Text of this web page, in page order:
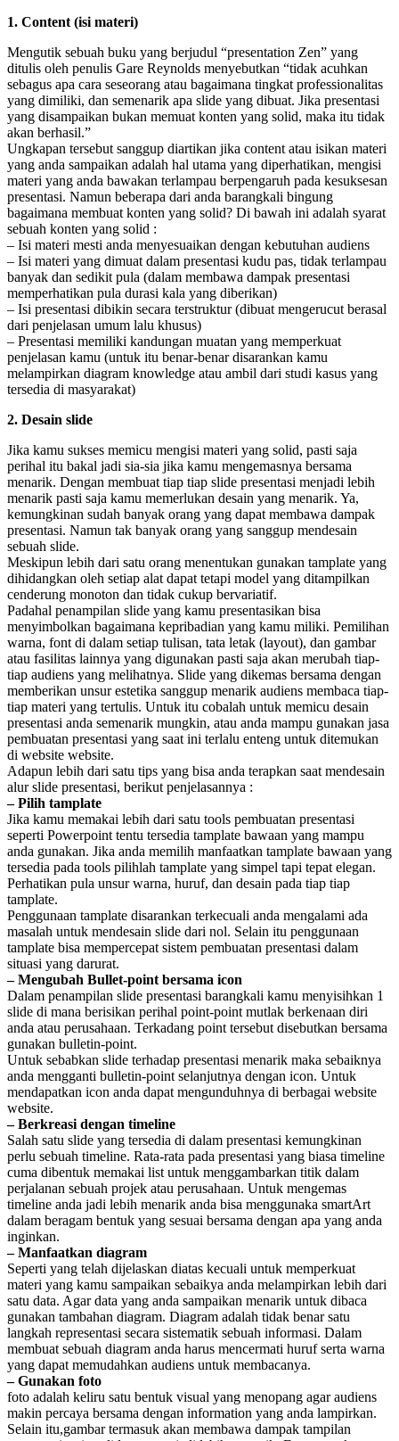
1. Content (isi materi)
Mengutik sebuah buku yang berjudul “presentation Zen” yang
ditulis oleh penulis Gare Reynolds menyebutkan “tidak acuhkan
sebagus apa cara seseorang atau bagaimana tingkat professionalitas
yang dimiliki, dan semenarik apa slide yang dibuat. Jika presentasi
yang disampaikan bukan memuat konten yang solid, maka itu tidak
akan berhasil.”
Ungkapan tersebut sanggup diartikan jika content atau isikan materi
yang anda sampaikan adalah hal utama yang diperhatikan, mengisi
materi yang anda bawakan terlampau berpengaruh pada kesuksesan
presentasi. Namun beberapa dari anda barangkali bingung
bagaimana membuat konten yang solid? Di bawah ini adalah syarat
sebuah konten yang solid :
– Isi materi mesti anda menyesuaikan dengan kebutuhan audiens
– Isi materi yang dimuat dalam presentasi kudu pas, tidak terlampau
banyak dan sedikit pula (dalam membawa dampak presentasi
memperhatikan pula durasi kala yang diberikan)
– Isi presentasi dibikin secara terstruktur (dibuat mengerucut berasal
dari penjelasan umum lalu khusus)
– Presentasi memiliki kandungan muatan yang memperkuat
penjelasan kamu (untuk itu benar-benar disarankan kamu
melampirkan diagram knowledge atau ambil dari studi kasus yang
tersedia di masyarakat)
2. Desain slide
Jika kamu sukses memicu mengisi materi yang solid, pasti saja
perihal itu bakal jadi sia-sia jika kamu mengemasnya bersama
menarik. Dengan membuat tiap tiap slide presentasi menjadi lebih
menarik pasti saja kamu memerlukan desain yang menarik. Ya,
kemungkinan sudah banyak orang yang dapat membawa dampak
presentasi. Namun tak banyak orang yang sanggup mendesain
sebuah slide.
Meskipun lebih dari satu orang menentukan gunakan tamplate yang
dihidangkan oleh setiap alat dapat tetapi model yang ditampilkan
cenderung monoton dan tidak cukup bervariatif.
Padahal penampilan slide yang kamu presentasikan bisa
menyimbolkan bagaimana kepribadian yang kamu miliki. Pemilihan
warna, font di dalam setiap tulisan, tata letak (layout), dan gambar
atau fasilitas lainnya yang digunakan pasti saja akan merubah tiap-
tiap audiens yang melihatnya. Slide yang dikemas bersama dengan
memberikan unsur estetika sanggup menarik audiens membaca tiap-
tiap materi yang tertulis. Untuk itu cobalah untuk memicu desain
presentasi anda semenarik mungkin, atau anda mampu gunakan jasa
pembuatan presentasi yang saat ini terlalu enteng untuk ditemukan
di website website.
Adapun lebih dari satu tips yang bisa anda terapkan saat mendesain
alur slide presentasi, berikut penjelasannya :
– Pilih tamplate
Jika kamu memakai lebih dari satu tools pembuatan presentasi
seperti Powerpoint tentu tersedia tamplate bawaan yang mampu
anda gunakan. Jika anda memilih manfaatkan tamplate bawaan yang
tersedia pada tools pilihlah tamplate yang simpel tapi tepat elegan.
Perhatikan pula unsur warna, huruf, dan desain pada tiap tiap
tamplate.
Penggunaan tamplate disarankan terkecuali anda mengalami ada
masalah untuk mendesain slide dari nol. Selain itu penggunaan
tamplate bisa mempercepat sistem pembuatan presentasi dalam
situasi yang darurat.
– Mengubah Bullet-point bersama icon
Dalam penampilan slide presentasi barangkali kamu menyisihkan 1
slide di mana berisikan perihal point-point mutlak berkenaan diri
anda atau perusahaan. Terkadang point tersebut disebutkan bersama
gunakan bulletin-point.
Untuk sebabkan slide terhadap presentasi menarik maka sebaiknya
anda mengganti bulletin-point selanjutnya dengan icon. Untuk
mendapatkan icon anda dapat mengunduhnya di berbagai website
website.
– Berkreasi dengan timeline
Salah satu slide yang tersedia di dalam presentasi kemungkinan
perlu sebuah timeline. Rata-rata pada presentasi yang biasa timeline
cuma dibentuk memakai list untuk menggambarkan titik dalam
perjalanan sebuah projek atau perusahaan. Untuk mengemas
timeline anda jadi lebih menarik anda bisa menggunaka smartArt
dalam beragam bentuk yang sesuai bersama dengan apa yang anda
inginkan.
– Manfaatkan diagram
Seperti yang telah dijelaskan diatas kecuali untuk memperkuat
materi yang kamu sampaikan sebaikya anda melampirkan lebih dari
satu data. Agar data yang anda sampaikan menarik untuk dibaca
gunakan tambahan diagram. Diagram adalah tidak benar satu
langkah representasi secara sistematik sebuah informasi. Dalam
membuat sebuah diagram anda harus mencermati huruf serta warna
yang dapat memudahkan audiens untuk membacanya.
– Gunakan foto
foto adalah keliru satu bentuk visual yang menopang agar audiens
makin percaya bersama dengan information yang anda lampirkan.
Selain itu,gambar termasuk akan membawa dampak tampilan